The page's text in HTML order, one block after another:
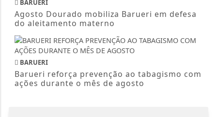
BARUERI
Agosto Dourado mobiliza Barueri em defesa
do aleitamento materno
BARUERI
Barueri reforça prevenção ao tabagismo com
ações durante o mês de agosto